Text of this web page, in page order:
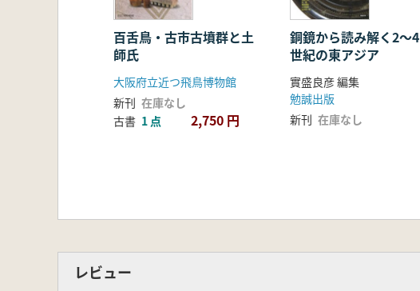
百舌鳥・古市古墳群と土
師氏
大阪府立近つ飛鳥博物館
新刊 在庫なし
古書 1 点 2,750 円
銅鏡から読み解く2〜4
世紀の東アジア
實盛良彦 編集
勉誠出版
新刊 在庫なし
レビュー